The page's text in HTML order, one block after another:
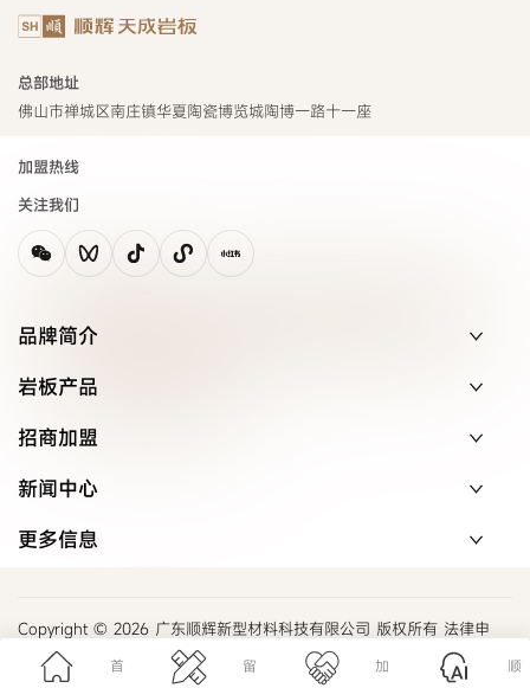
总部地址
佛山市禅城区南庄镇华夏陶瓷博览城陶博一路十一座
加盟热线
关注我们
品牌简介
岩板产品
招商加盟
新闻中心
更多信息
Copyright © 2026 广东顺辉新型材料科技有限公司 版权所有 法律申
首 留 加 顺